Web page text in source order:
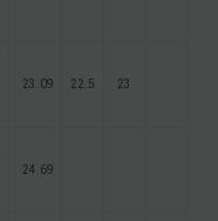
23.09 22.5 23
24.69